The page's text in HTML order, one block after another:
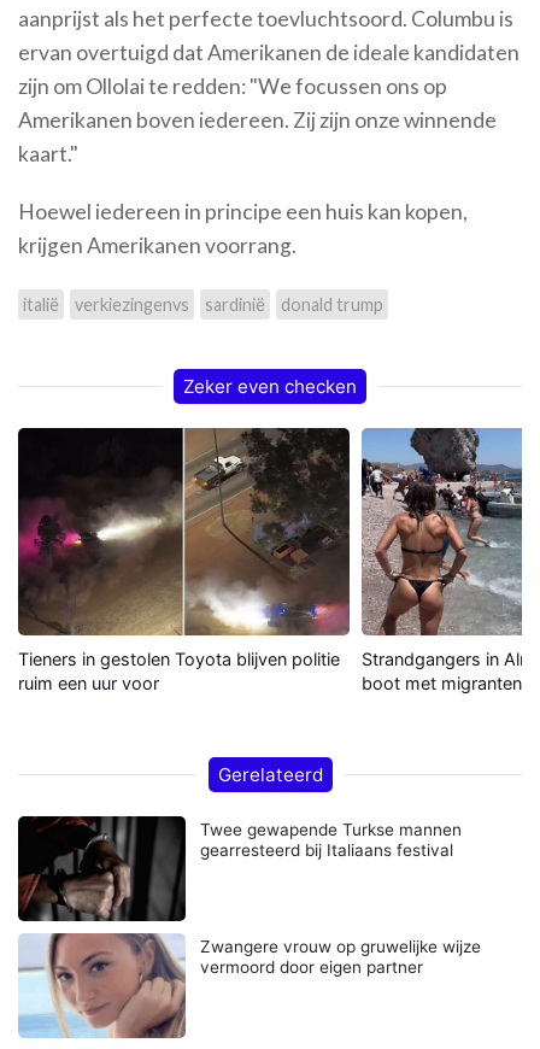
aanprijst als het perfecte toevluchtsoord. Columbu is
ervan overtuigd dat Amerikanen de ideale kandidaten
zijn om Ollolai te redden: "We focussen ons op
Amerikanen boven iedereen. Zij zijn onze winnende
kaart."
Hoewel iedereen in principe een huis kan kopen,
krijgen Amerikanen voorrang.
italië verkiezingenvs sardinië donald trump
Zeker even checken
Tieners in gestolen Toyota blijven politie
ruim een uur voor
Strandgangers in
boot met migranten
Gerelateerd
Twee gewapende Turkse mannen
gearresteerd bij Italiaans festival
Zwangere vrouw op gruwelijke wijze
vermoord door eigen partner